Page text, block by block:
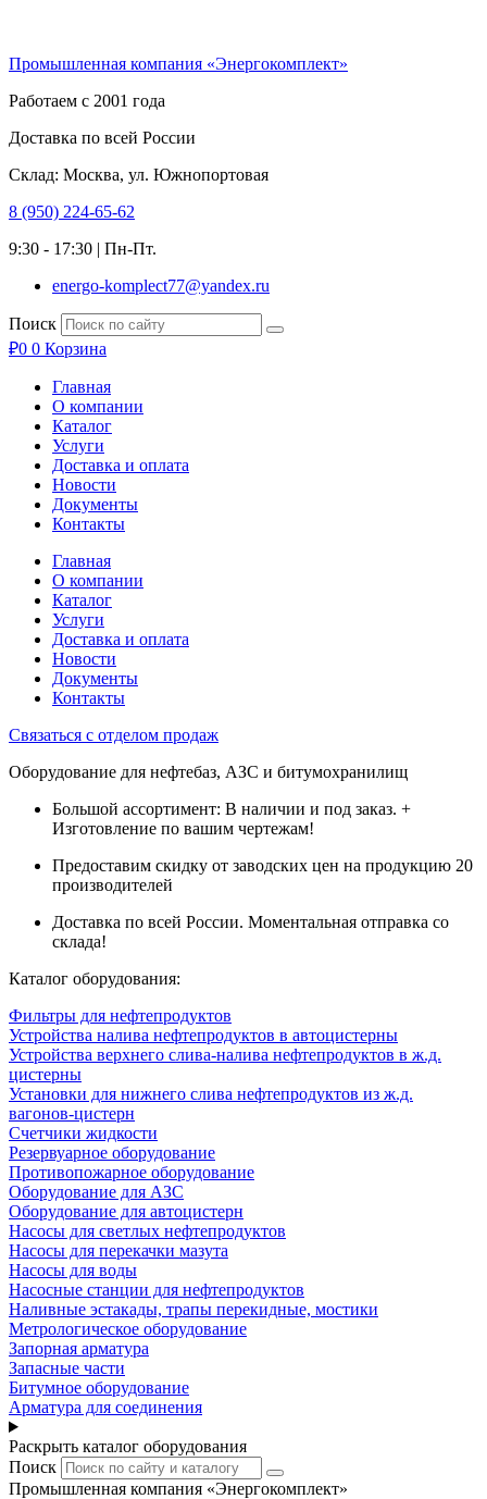
содержимому
Промышленная компания «Энергокомплект»
Работаем с 2001 года
Доставка по всей России
Склад: Москва, ул. Южнопортовая
8 (950) 224-65-62
9:30 - 17:30 | Пн-Пт.
energo-komplect77@yandex.ru
Поиск
₽0 0 Корзина
Главная
О компании
Каталог
Услуги
Доставка и оплата
Новости
Документы
Контакты
Главная
О компании
Каталог
Услуги
Доставка и оплата
Новости
Документы
Контакты
Связаться с отделом продаж
Оборудование для нефтебаз, АЗС и битумохранилищ
Большой ассортимент: В наличии и под заказ. +
Изготовление по вашим чертежам!
Предоставим скидку от заводских цен на продукцию 20
производителей
Доставка по всей России. Моментальная отправка со
склада!
Каталог оборудования:
Фильтры для нефтепродуктов
Устройства налива нефтепродуктов в автоцистерны
Устройства верхнего слива-налива нефтепродуктов в ж.д.
цистерны
Установки для нижнего слива нефтепродуктов из ж.д.
вагонов-цистерн
Счетчики жидкости
Резервуарное оборудование
Противопожарное оборудование
Оборудование для АЗС
Оборудование для автоцистерн
Насосы для светлых нефтепродуктов
Насосы для перекачки мазута
Насосы для воды
Насосные станции для нефтепродуктов
Наливные эстакады, трапы перекидные, мостики
Метрологическое оборудование
Запорная арматура
Запасные части
Битумное оборудование
Арматура для соединения
Раскрыть каталог оборудования
Поиск
Промышленная компания «Энергокомплект»